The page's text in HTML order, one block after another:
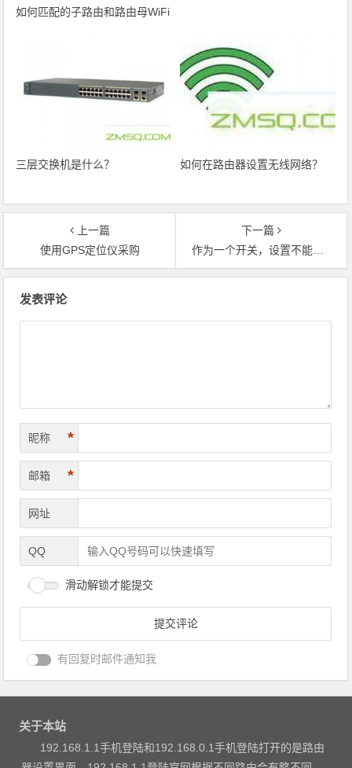
如何匹配的子路由和路由母WiFi
三层交换机是什么？ 如何在路由器设置无线网络？
上一篇
使用GPS定位仪采购
下一篇
作为一个开关，设置不能在网络上完成，怎么办？
发表评论
昵称 *
邮箱 *
网址
QQ
滑动解锁才能提交
有回复时邮件通知我
关于本站
192.168.1.1手机登陆和192.168.0.1手机登陆打开的是路由